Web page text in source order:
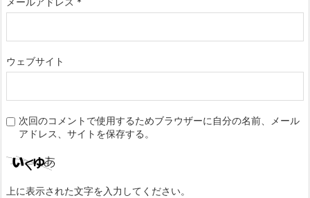
ウェブサイト
次回のコメントで使用するためブラウザーに自分の名前、メール
アドレス、サイトを保存する。
上に表示された文字を入力してください。